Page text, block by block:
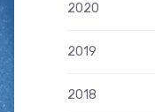
2020
2019
2018